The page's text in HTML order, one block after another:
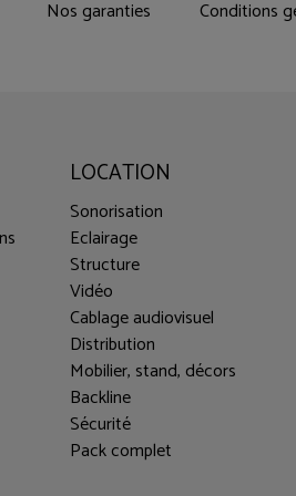
Nos garanties Conditions
LOCATION
Sonorisation
Eclairage
Structure
Vidéo
Cablage audiovisuel
Distribution
Mobilier, stand, décors
Backline
Sécurité
Pack complet